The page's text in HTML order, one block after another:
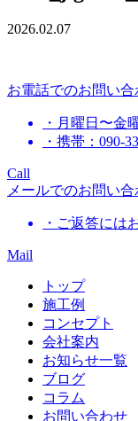
2026.02.07
お電話でのお問い合
・月曜日〜金
・携帯：090-
Call
メールでのお問い合
・ご返答には
Mail
トップ
施工例
コンセプト
会社案内
お知らせ一覧
ブログ
コラム
お問い合わせ